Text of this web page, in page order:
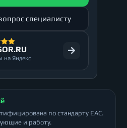
специалисту
на Яндекс
по стандарту ЕАС.
и работу.